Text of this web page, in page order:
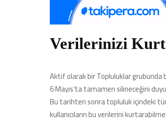
Verilerinizi
Aktif olarak bir Topluluklar grubunda
6 Mayıs’ta tamamen silineceğini
Bu tarihten sonra topluluk içindeki
kullanıcıların bu verilerini